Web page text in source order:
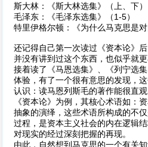
斯大林：《斯大林选集》（上、下）
毛泽东：《毛泽东选集》（1-5）
特里伊格尔顿：《为什么马克思是
还记得自己第一次读过《资本论》
并没有讲到过这个东西，也似乎就
接着读了《马恩选集》、《列宁选
体验，有了一个很有意思的发现，
认识：读马恩列斯毛的著作能很直
《资本论》为例，其核心术语如：
抽象的演绎，这些术语所构成的不
过程，是资本主义社会的内在逻辑
对现实的经过深刻把握的再现。
由此，自然想到马克思的一个有关